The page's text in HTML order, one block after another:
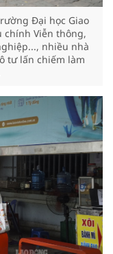
Đại học Giao
chính Viễn thông,
nhiều nhà
tư lấn chiếm làm